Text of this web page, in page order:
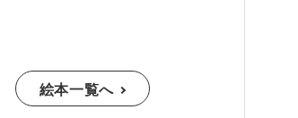
絵本一覧へ